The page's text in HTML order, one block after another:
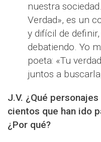
nuestra
Verdad», es un
y difícil de
debatiendo. Yo
poeta: «Tu
juntos a
J.V. ¿Qué
cientos que han ido
¿Por qué?